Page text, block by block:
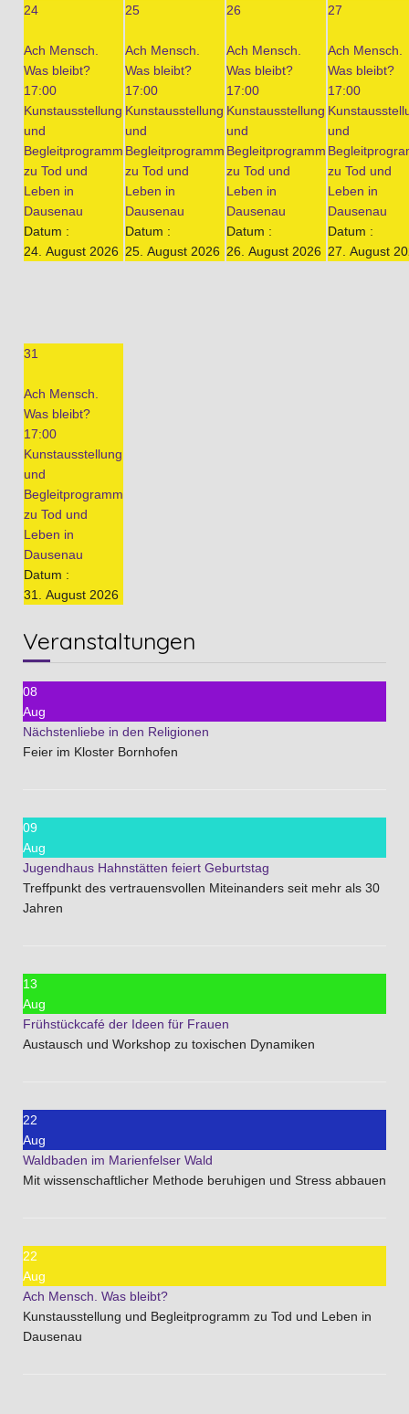
24
Ach Mensch.
Was bleibt?
17:00
Kunstausstellung
und
Begleitprogramm
zu Tod und
Leben in
Dausenau
Datum :
24. August 2026
25
Ach Mensch.
Was bleibt?
17:00
Kunstausstellung
und
Begleitprogramm
zu Tod und
Leben in
Dausenau
Datum :
25. August 2026
26
Ach Mensch.
Was bleibt?
17:00
Kunstausstellung
und
Begleitprogramm
zu Tod und
Leben in
Dausenau
Datum :
26. August 2026
27
Ach Mensch.
Was bleibt?
17:00
und
zu Tod und
Leben in
Dausenau
Datum :
27. August
31
Ach Mensch.
Was bleibt?
17:00
Kunstausstellung
und
Begleitprogramm
zu Tod und
Leben in
Dausenau
Datum :
31. August 2026
Veranstaltungen
08
Aug
Nächstenliebe in den Religionen
Feier im Kloster Bornhofen
09
Aug
Jugendhaus Hahnstätten feiert Geburtstag
Treffpunkt des vertrauensvollen Miteinanders seit mehr als 30
Jahren
13
Aug
Frühstückcafé der Ideen für Frauen
Austausch und Workshop zu toxischen Dynamiken
22
Aug
Waldbaden im Marienfelser Wald
Mit wissenschaftlicher Methode beruhigen und Stress abbauen
22
Aug
Ach Mensch. Was bleibt?
Kunstausstellung und Begleitprogramm zu Tod und Leben in
Dausenau